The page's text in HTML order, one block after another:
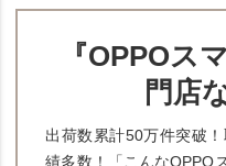
『OPPOス
門店
出荷数累計50万件突破
績多数！「こんなOPPO